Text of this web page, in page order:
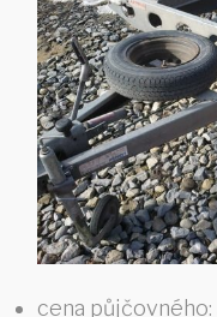
cena půjčovného: